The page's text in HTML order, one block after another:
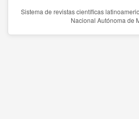
Sistema de revistas científicas
Nacional Autónoma de